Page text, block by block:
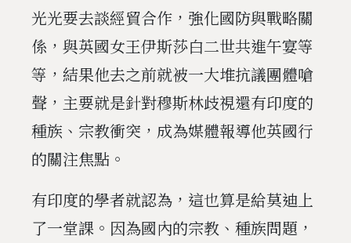
光光要去談經貿合作，強化國防與戰略關
係，與英國女王伊斯莎白二世共進午宴等
等，結果他去之前就被一大堆抗議團體嗆
聲，主要就是針對穆斯林歧視還有印度的
種族、宗教衝突，成為媒體報導他英國行
的關注焦點。
有印度的學者就認為，這也算是給莫迪上
了一堂課。因為國內的宗教、種族問題，